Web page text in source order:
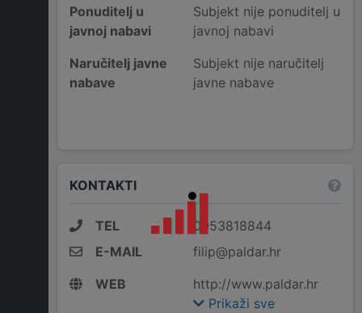
Ponuditelj u
javnoj nabavi
Subjekt nije ponuditelj u
javnoj nabavi
Naručitelj javne
nabave
Subjekt nije naručitelj
javne nabave
KONTAKTI
TEL
0953818844
E-MAIL
filip@paldar.hr
WEB
http://www.paldar.hr
Prikaži sve